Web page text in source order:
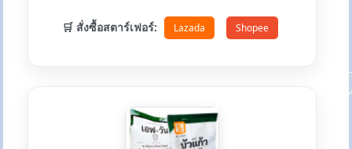
🛒 สั่งซื้อสตาร์เฟอร์: Lazada Shopee